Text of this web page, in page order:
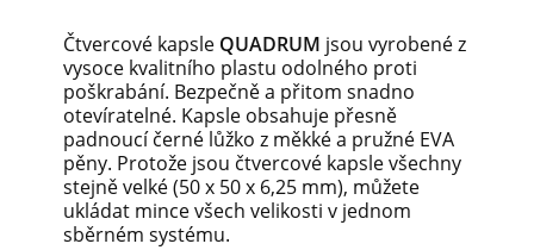
Čtvercové kapsle QUADRUM jsou vyrobené z
vysoce kvalitního plastu odolného proti
poškrabání. Bezpečně a přitom snadno
otevíratelné. Kapsle obsahuje přesně
padnoucí černé lůžko z měkké a pružné EVA
pěny. Protože jsou čtvercové kapsle všechny
stejně velké (50 x 50 x 6,25 mm), můžete
ukládat mince všech velikosti v jednom
sběrném systému.